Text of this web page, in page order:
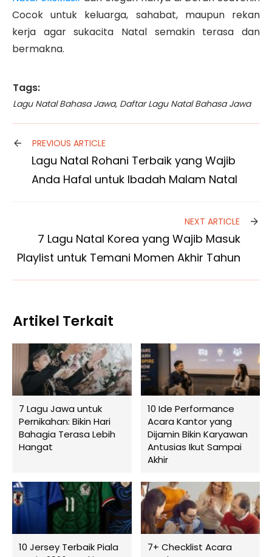
Cocok untuk keluarga, sahabat, maupun rekan
kerja agar sukacita Natal semakin terasa dan
bermakna.
Tags:
Lagu Natal Bahasa Jawa, Daftar Lagu Natal Bahasa Jawa
PREVIOUS ARTICLE
Lagu Natal Rohani Terbaik yang Wajib
Anda Hafal untuk Ibadah Malam Natal
NEXT ARTICLE
7 Lagu Natal Korea yang Wajib Masuk
Playlist untuk Temani Momen Akhir Tahun
Artikel Terkait
7 Lagu Jawa untuk
Pernikahan: Bikin Hari
Bahagia Terasa Lebih
Hangat
10 Ide Performance
Acara Kantor yang
Dijamin Bikin Karyawan
Antusias Ikut Sampai
Akhir
10 Jersey Terbaik Piala
7+ Checklist Acara